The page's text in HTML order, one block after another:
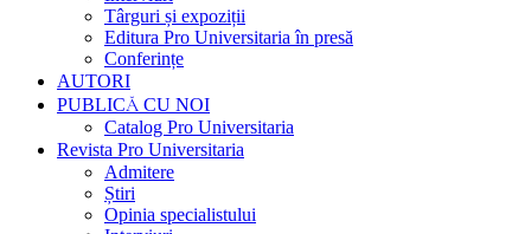
Târguri și expoziții
Editura Pro Universitaria în presă
Conferințe
AUTORI
PUBLICĂ CU NOI
Catalog Pro Universitaria
Revista Pro Universitaria
Admitere
Știri
Opinia specialistului